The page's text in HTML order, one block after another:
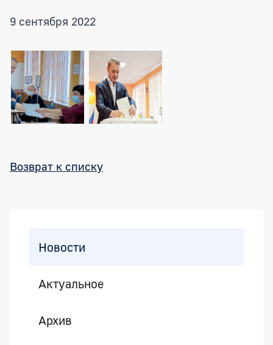
9 сентября 2022
Возврат к списку
Новости
Актуальное
Архив